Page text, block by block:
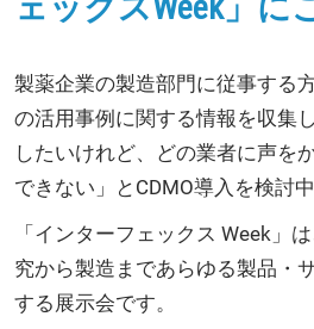
製薬企業の製造部門に従事する
の活用事例に関する情報を収集
したいけれど、どの業者に声を
できない」とCDMO導入を検討
「インターフェックス Week」
究から製造まであらゆる製品・
する展示会です。